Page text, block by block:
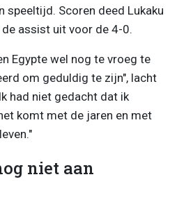
speeltijd. Scoren deed Lukaku
assist uit voor de 4-0.
Egypte wel nog te vroeg te
om geduldig te zijn", lacht
had niet gedacht dat ik
komt met de jaren en met
niet aan